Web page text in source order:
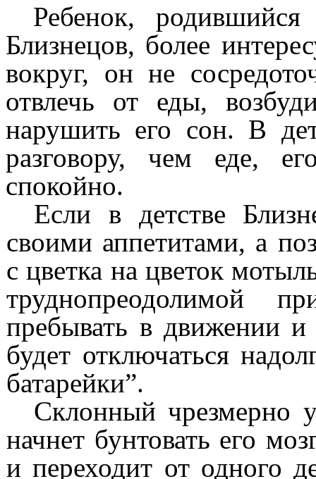
Ребенок,
Близнецов, более
вокруг, он не
отвлечь от еды,
нарушить его сон. В
разговору, чем еде,
спокойно.
Если в детстве
своими аппетитами, а
с цветка на цветок
труднопреодолимой
пребывать в движении и
будет отключаться
батарейки”.
Склонный чрезмерно
начнет бунтовать его
и переходит от одного